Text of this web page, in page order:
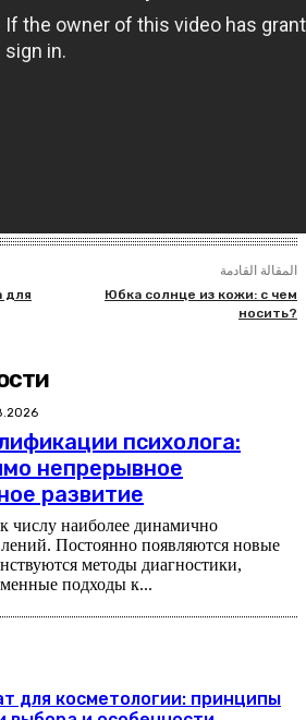
для
المقالة القادمة
Юбка солнце из кожи: с чем
носить?
психолога:
непрерывное
развитие
числу наиболее динамично
Постоянно появляются новые
методы диагностики,
подходы к...
для косметологии: принципы